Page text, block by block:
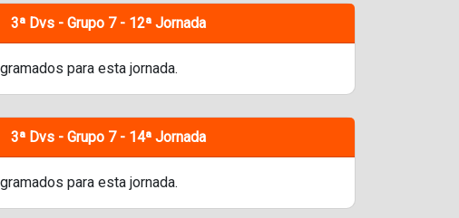
3ª Dvs - Grupo 7 - 12ª Jornada
para esta jornada.
3ª Dvs - Grupo 7 - 14ª Jornada
para esta jornada.